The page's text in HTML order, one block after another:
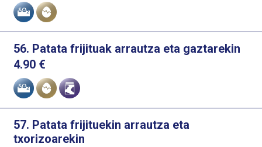
56. Patata frijituak arrautza eta gaztarekin
4.90 €
Alergenoak
57. Patata frijituekin arrautza eta
txorizoarekin